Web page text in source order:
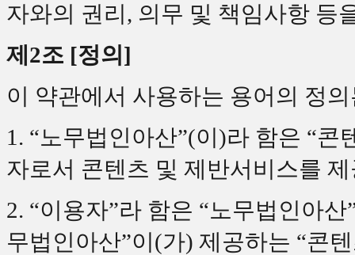
자와의 권리, 의무 및 책임사항 등
제2조 [정의]
이 약관에서 사용하는 용어의 정
1. “노무법인아산”(이)라 함은 “
자로서 콘텐츠 및 제반서비스를
2. “이용자”라 함은 “노무법인아
무법인아산”이(가) 제공하는 “콘